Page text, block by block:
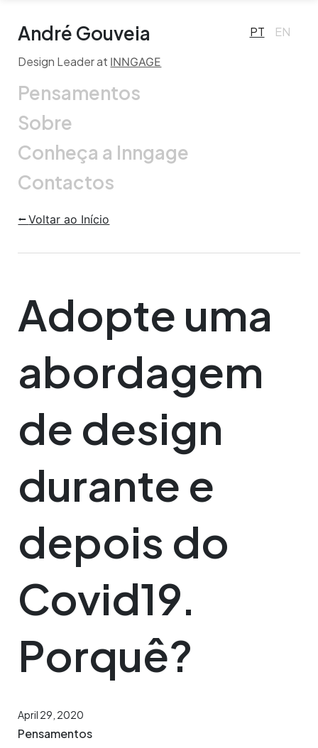
André Gouveia
Design Leader at INNGAGE
PT EN
Pensamentos
Sobre
Conheça a Inngage
Contactos
⭠Voltar ao Início
Adopte uma
abordagem
de design
durante e
depois do
Covid19.
Porquê?
April 29, 2020
Pensamentos